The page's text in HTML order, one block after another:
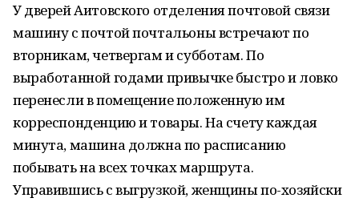
У дверей Аитовского отделения почтовой связи
машину с почтой почтальоны встречают по
вторникам, четвергам и субботам. По
выработанной годами привычке быстро и ловко
перенесли в помещение положенную им
корреспонденцию и товары. На счету каждая
минута, машина должна по расписанию
побывать на всех точках маршрута.
Управившись с выгрузкой, женщины по-хозяйски